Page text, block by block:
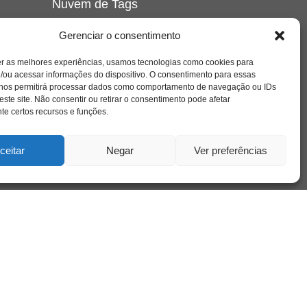
Gerenciar o consentimento
as melhores experiências, usamos tecnologias como cookies para
ou acessar informações do dispositivo. O consentimento para essas
permitirá processar dados como comportamento de navegação ou IDs
site. Não consentir ou retirar o consentimento pode afetar
certos recursos e funções.
Negar Ver preferências
Nuvem de Tags
crianca cuidado cultura depressao
educação família filme
freud infância insight jung liberdade livro
loucura luto maternidade
psicologia relato